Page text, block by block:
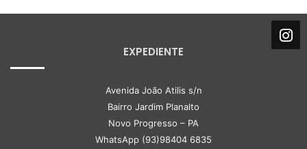
EXPEDIENTE
Avenida João Atilis s/n
Bairro Jardim Planalto
Novo Progresso – PA
WhatsApp (93)98404 6835